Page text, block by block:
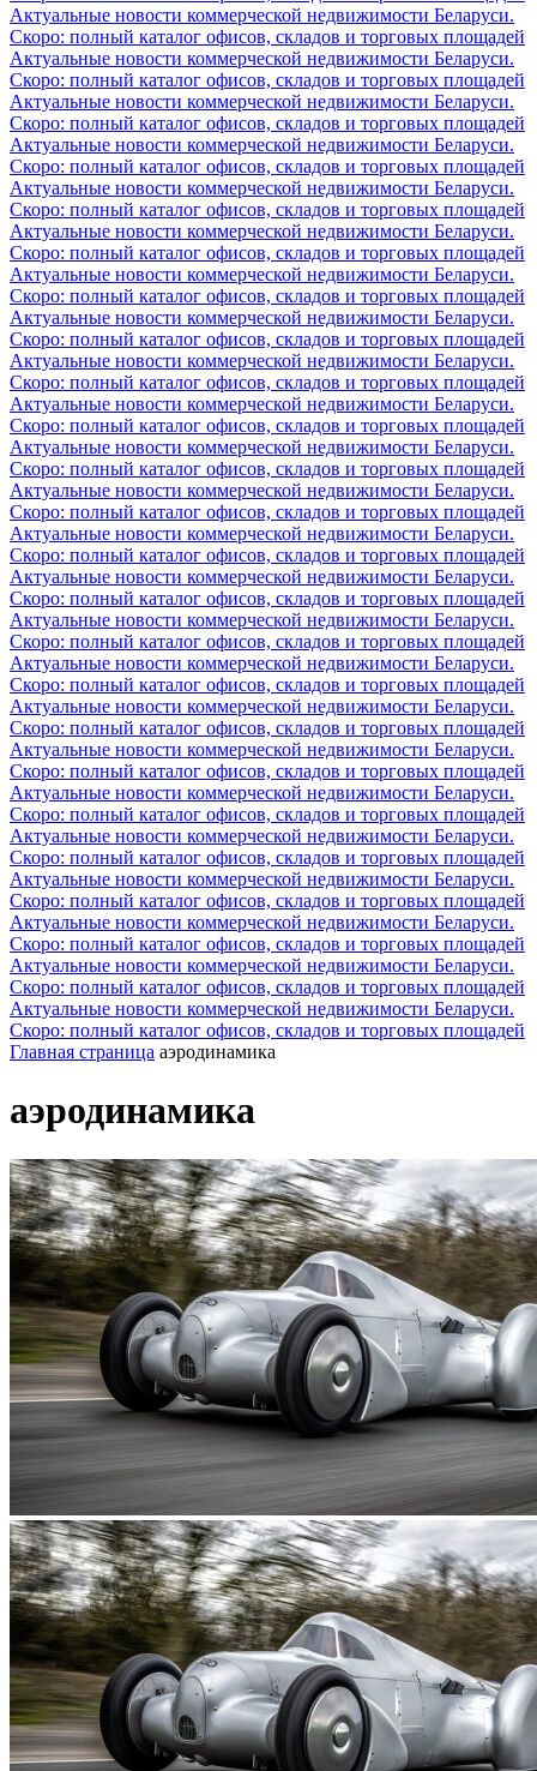
Актуальные новости коммерческой недвижимости Беларуси.
Скоро: полный каталог офисов, складов и торговых площадей
Актуальные новости коммерческой недвижимости Беларуси.
Скоро: полный каталог офисов, складов и торговых площадей
Актуальные новости коммерческой недвижимости Беларуси.
Скоро: полный каталог офисов, складов и торговых площадей
Актуальные новости коммерческой недвижимости Беларуси.
Скоро: полный каталог офисов, складов и торговых площадей
Актуальные новости коммерческой недвижимости Беларуси.
Скоро: полный каталог офисов, складов и торговых площадей
Актуальные новости коммерческой недвижимости Беларуси.
Скоро: полный каталог офисов, складов и торговых площадей
Актуальные новости коммерческой недвижимости Беларуси.
Скоро: полный каталог офисов, складов и торговых площадей
Актуальные новости коммерческой недвижимости Беларуси.
Скоро: полный каталог офисов, складов и торговых площадей
Актуальные новости коммерческой недвижимости Беларуси.
Скоро: полный каталог офисов, складов и торговых площадей
Актуальные новости коммерческой недвижимости Беларуси.
Скоро: полный каталог офисов, складов и торговых площадей
Актуальные новости коммерческой недвижимости Беларуси.
Скоро: полный каталог офисов, складов и торговых площадей
Актуальные новости коммерческой недвижимости Беларуси.
Скоро: полный каталог офисов, складов и торговых площадей
Актуальные новости коммерческой недвижимости Беларуси.
Скоро: полный каталог офисов, складов и торговых площадей
Актуальные новости коммерческой недвижимости Беларуси.
Скоро: полный каталог офисов, складов и торговых площадей
Актуальные новости коммерческой недвижимости Беларуси.
Скоро: полный каталог офисов, складов и торговых площадей
Актуальные новости коммерческой недвижимости Беларуси.
Скоро: полный каталог офисов, складов и торговых площадей
Актуальные новости коммерческой недвижимости Беларуси.
Скоро: полный каталог офисов, складов и торговых площадей
Актуальные новости коммерческой недвижимости Беларуси.
Скоро: полный каталог офисов, складов и торговых площадей
Актуальные новости коммерческой недвижимости Беларуси.
Скоро: полный каталог офисов, складов и торговых площадей
Актуальные новости коммерческой недвижимости Беларуси.
Скоро: полный каталог офисов, складов и торговых площадей
Актуальные новости коммерческой недвижимости Беларуси.
Скоро: полный каталог офисов, складов и торговых площадей
Актуальные новости коммерческой недвижимости Беларуси.
Скоро: полный каталог офисов, складов и торговых площадей
Актуальные новости коммерческой недвижимости Беларуси.
Скоро: полный каталог офисов, складов и торговых площадей
Актуальные новости коммерческой недвижимости Беларуси.
Скоро: полный каталог офисов, складов и торговых площадей
Главная страница аэродинамика
аэродинамика